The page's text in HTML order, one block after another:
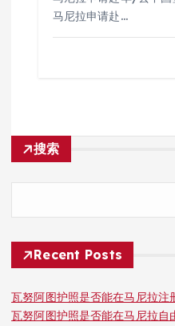
马尼拉申请赴…
搜索
Recent Posts
瓦努阿图护照是否能在马尼拉注
瓦努阿图护照是否能在马尼拉自